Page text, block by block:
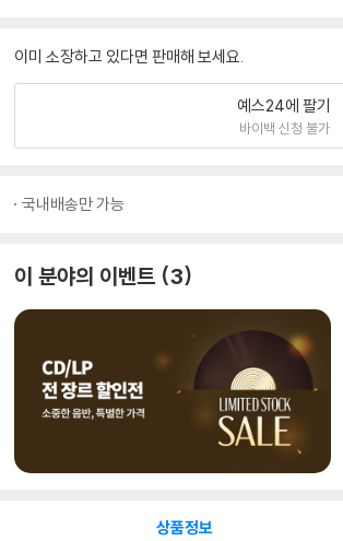
이미 소장하고 있다면 판매해 보세요.
예스24에 팔기
바이백 신청 불가
국내배송만 가능
이 분야의 이벤트 3
상품정보